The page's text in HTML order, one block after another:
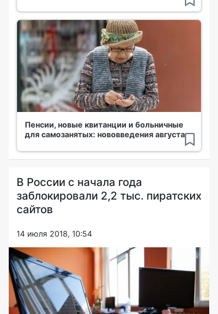
Пенсии, новые квитанции и больничные
для самозанятых: нововведения августа
В России с начала года
заблокировали 2,2 тыс. пиратских
сайтов
14 июля 2018, 10:54